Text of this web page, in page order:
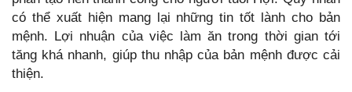
có thể xuất hiện mang lại những tin tốt lành cho bản
mệnh. Lợi nhuận của việc làm ăn trong thời gian tới
tăng khá nhanh, giúp thu nhập của bản mệnh được cải
thiện.